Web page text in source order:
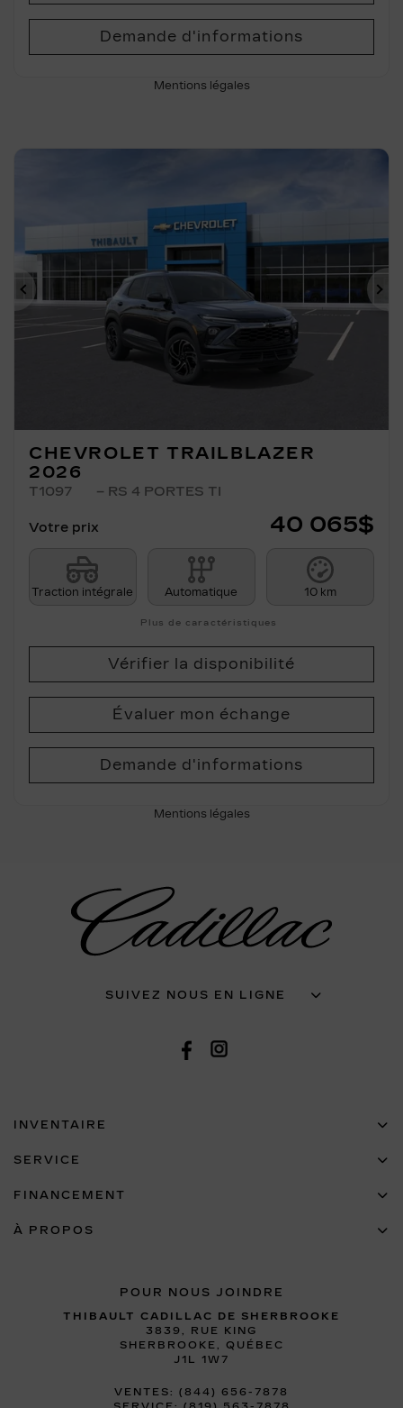
Demande d'informations
Mentions légales
Précédent
CHEVROLET TRAILBLAZER
2026
T1097 – RS 4 PORTES TI
Votre prix 40 065$
Traction intégrale Automatique 10 km
Plus de caractéristiques
Vérifier la disponibilité
Évaluer mon échange
Demande d'informations
Mentions légales
SUIVEZ NOUS EN LIGNE
POUR NOUS JOINDRE
THIBAULT CADILLAC DE SHERBROOKE
3839, RUE KING
SHERBROOKE, QUÉBEC
J1L 1W7
VENTES: (844) 656-7878
INVENTAIRE
SERVICE
FINANCEMENT
À PROPOS